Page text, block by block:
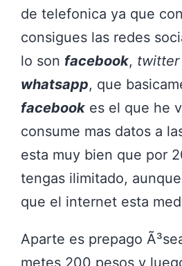
de telefonica ya que
consigues las redes
lo son facebook, twitter
whatsapp, que
facebook es el que he
consume mas datos a
esta muy bien que por
tengas ilimitado,
que el internet esta
Aparte es prepago